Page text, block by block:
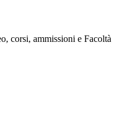
corsi, ammissioni e Facoltà